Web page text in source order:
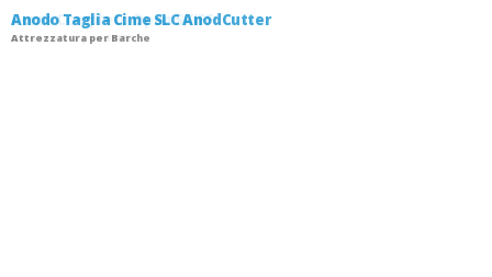
Anodo Taglia Cime SLC AnodCutter
Attrezzatura per Barche